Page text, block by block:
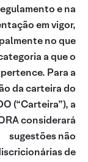
e na
em vigor,
no que
a que o
Para a
da carteira do
(“Carteira”), a
considerará
sugestões não
de